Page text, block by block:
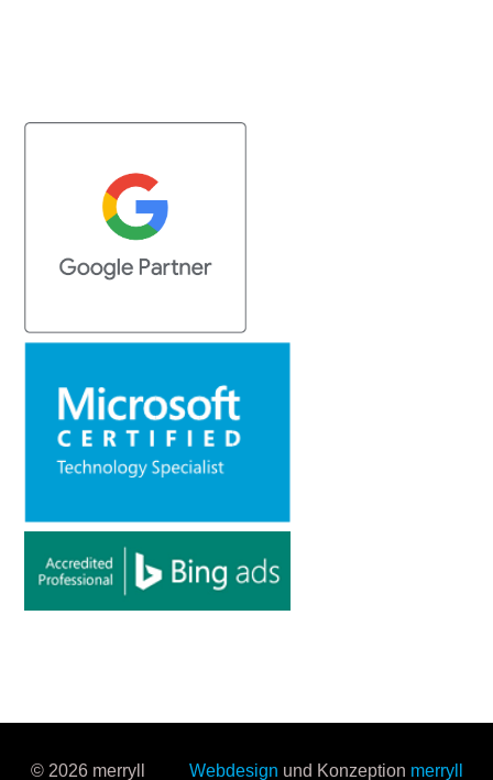
© 2026 merryll Webdesign und Konzeption merryll